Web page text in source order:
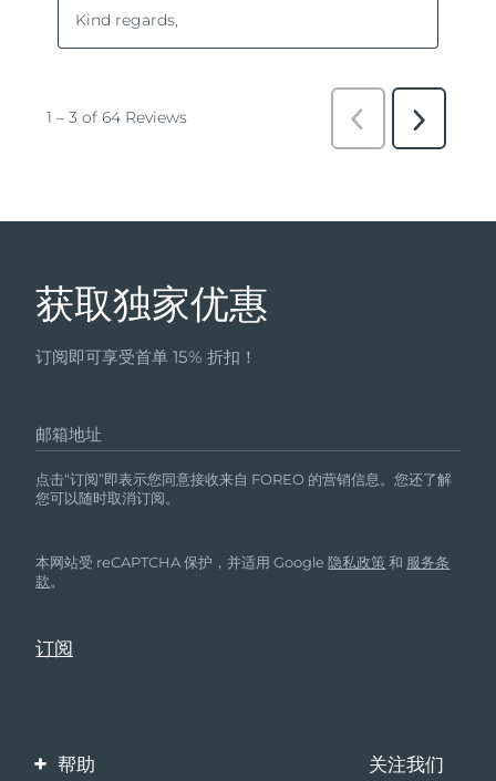
获取独家优惠
订阅即可享受首单 15% 折扣！
邮箱地址
点击“订阅”即表示您同意接收来自 FOREO 的营销信息。您还了解
您可以随时取消订阅。
本网站受 reCAPTCHA 保护，并适用 Google隐私政策 和 服务条
款。
帮助 关注我们